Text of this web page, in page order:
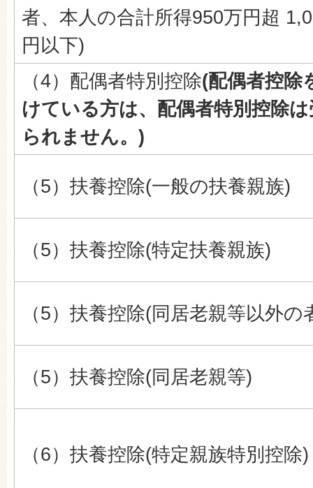
者、本人の合計所得950万円超
円以下)
（4）配偶者特別控除(配偶者控除
けている方は、配偶者特別控除
られません。)
（5）扶養控除(一般の扶養親族)
（5）扶養控除(特定扶養親族)
（5）扶養控除(同居老親等以外の
（5）扶養控除(同居老親等)
（6）扶養控除(特定親族特別控除)